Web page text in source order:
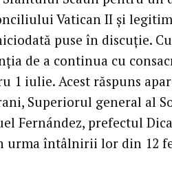
Vatican II și
puse în discuție.
de a continua cu
1 iulie. Acest răspuns
Superiorul general al
Fernández, prefectul
urma întâlnirii lor din 12